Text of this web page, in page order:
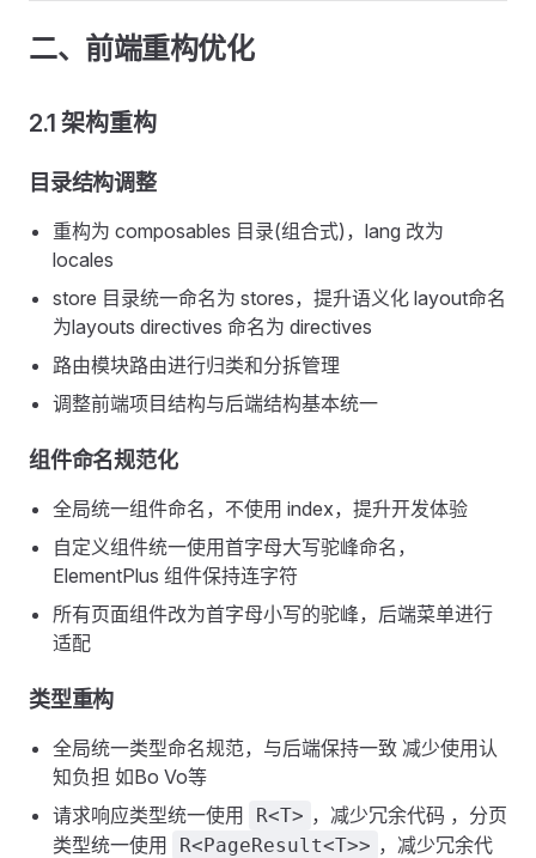
二、前端重构优化
2.1 架构重构
目录结构调整
重构为 composables 目录(组合式)，lang 改为
locales
store 目录统一命名为 stores，提升语义化 layout命名
为layouts directives 命名为 directives
路由模块路由进行归类和分拆管理
调整前端项目结构与后端结构基本统一
组件命名规范化
全局统一组件命名，不使用 index，提升开发体验
自定义组件统一使用首字母大写驼峰命名，
ElementPlus 组件保持连字符
所有页面组件改为首字母小写的驼峰，后端菜单进行
适配
类型重构
全局统一类型命名规范，与后端保持一致 减少使用认
知负担 如Bo Vo等
请求响应类型统一使用
R<T> ，减少冗余代码 ，分页
类型统一使用
R<PageResult<T>> ，减少冗余代